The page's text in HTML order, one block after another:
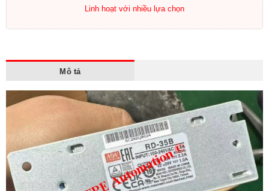
Linh hoạt với nhiều lựa chọn
Mô tả